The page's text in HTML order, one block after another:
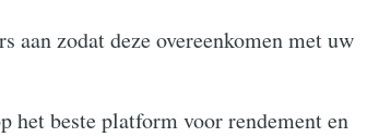
aan zodat deze overeenkomen met uw
het beste platform voor rendement en